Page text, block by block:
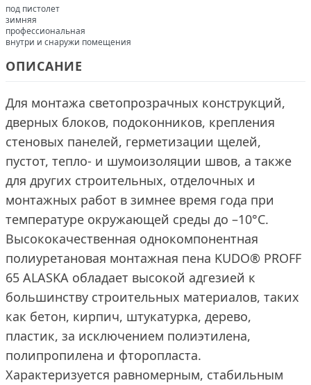
под пистолет
зимняя
профессиональная
внутри и снаружи помещения
ОПИСАНИЕ
Для монтажа светопрозрачных конструкций,
дверных блоков, подоконников, крепления
стеновых панелей, герметизации щелей,
пустот, тепло- и шумоизоляции швов, а также
для других строительных, отделочных и
монтажных работ в зимнее время года при
температуре окружающей среды до –10°C.
Высококачественная однокомпонентная
полиуретановая монтажная пена KUDO® PROFF
65 ALASKA обладает высокой адгезией к
большинству строительных материалов, таких
как бетон, кирпич, штукатурка, дерево,
пластик, за исключением полиэтилена,
полипропилена и фторопласта.
Характеризуется равномерным, стабильным